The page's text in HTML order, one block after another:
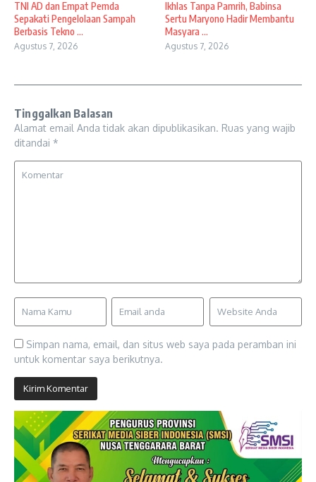
TNI AD dan Empat Pemda
Sepakati Pengelolaan Sampah
Berbasis Tekno ...
Agustus 7, 2026
Ikhlas Tanpa Pamrih, Babinsa
Sertu Maryono Hadir Membantu
Masyara ...
Agustus 7, 2026
Tinggalkan Balasan
Alamat email Anda tidak akan dipublikasikan. Ruas yang wajib
ditandai *
Simpan nama, email, dan situs web saya pada peramban ini
untuk komentar saya berikutnya.